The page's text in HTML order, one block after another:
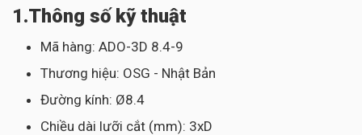
1.Thông số kỹ thuật
Mã hàng: ADO-3D 8.4-9
Thương hiệu: OSG - Nhật Bản
Đường kính: Ø8.4
Chiều dài lưỡi cắt (mm): 3xD